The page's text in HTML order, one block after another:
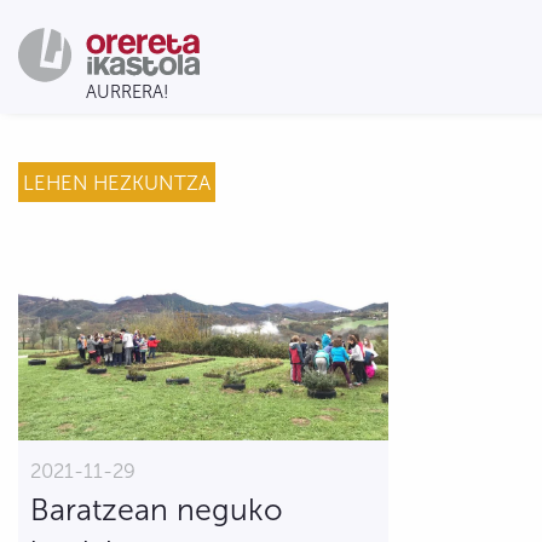
LEHEN HEZKUNTZA
2021-11-29
Baratzean neguko